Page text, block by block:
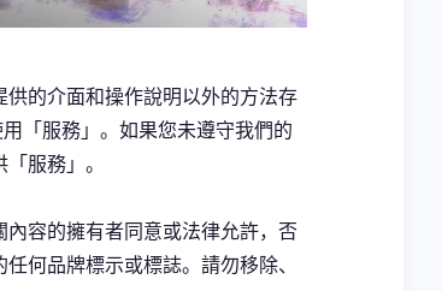
的介面和操作說明以外的方法存
「服務」。如果您未遵守我們的
服務」。
容的擁有者同意或法律允許，否
何品牌標示或標誌。請勿移除、